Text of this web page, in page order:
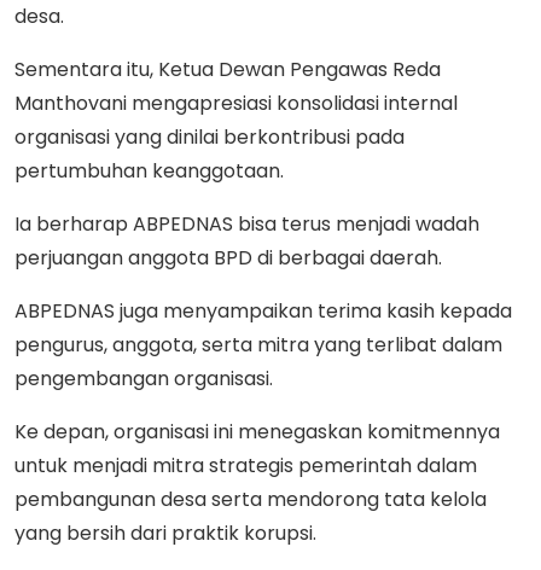
desa.
Sementara itu, Ketua Dewan Pengawas Reda
Manthovani mengapresiasi konsolidasi internal
organisasi yang dinilai berkontribusi pada
pertumbuhan keanggotaan.
Ia berharap ABPEDNAS bisa terus menjadi wadah
perjuangan anggota BPD di berbagai daerah.
ABPEDNAS juga menyampaikan terima kasih kepada
pengurus, anggota, serta mitra yang terlibat dalam
pengembangan organisasi.
Ke depan, organisasi ini menegaskan komitmennya
untuk menjadi mitra strategis pemerintah dalam
pembangunan desa serta mendorong tata kelola
yang bersih dari praktik korupsi.